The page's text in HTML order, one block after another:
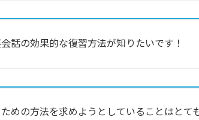
話の効果的な復習方法が知りたいです！
めの方法を求めようとしていることはとて